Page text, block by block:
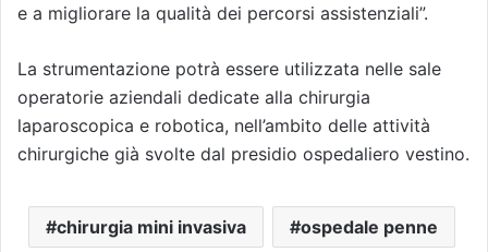
e a migliorare la qualità dei percorsi assistenziali”.
La strumentazione potrà essere utilizzata nelle sale
operatorie aziendali dedicate alla chirurgia
laparoscopica e robotica, nell’ambito delle attività
chirurgiche già svolte dal presidio ospedaliero vestino.
chirurgia mini invasiva ospedale penne